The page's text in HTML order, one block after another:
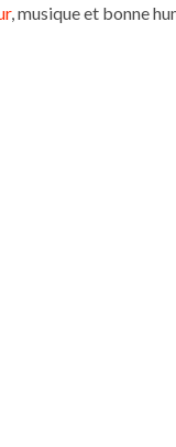
, musique et bonne